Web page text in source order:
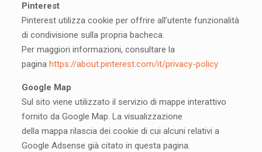
Pinterest
Pinterest utilizza cookie per offrire all’utente funzionalità
di condivisione sulla propria bacheca.
Per maggiori informazioni, consultare la
pagina https://about.pinterest.com/it/privacy-policy
Google Map
Sul sito viene utilizzato il servizio di mappe interattivo
fornito da Google Map. La visualizzazione
della mappa rilascia dei cookie di cui alcuni relativi a
Google Adsense già citato in questa pagina.